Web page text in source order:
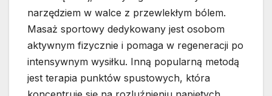
narzędziem w walce z przewlekłym bólem.
Masaż sportowy dedykowany jest osobom
aktywnym fizycznie i pomaga w regeneracji po
intensywnym wysiłku. Inną popularną metodą
jest terapia punktów spustowych, która